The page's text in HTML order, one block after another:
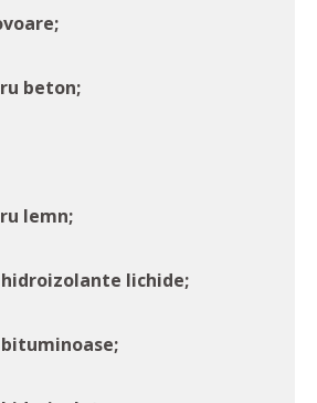
beton;
lemn;
lichide;